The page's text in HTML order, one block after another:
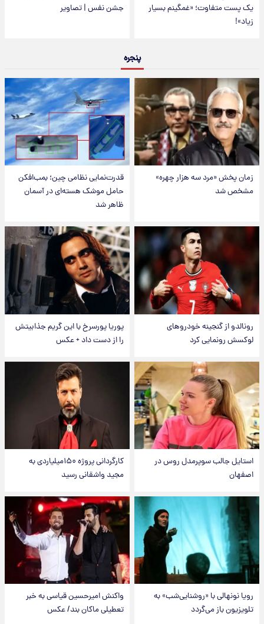
یک پست متفاوت؛ «غمگینم بسیار
زیاد»!
جشن نفس | تصاویر
پنجره
زمان پخش «مرد سه هزار چهره»
مشخص شد
قدرت‌نمایی نظامی چین؛ بمب‌افکن
حامل موشک هسته‌ای در آسمان
ظاهر شد
رونالدو از گنجینه خودروهای
لوکسش رونمایی کرد
پوریا پورسرخ با این گریم جذابیتش
را از دست داد + عکس
استایل جالب سوپرمدل روس در
اصفهان
کارگردانی پروژه ۱۵۰میلیاردی به
مجید واشقانی رسید
رویا نونهالی با «روشنایی‌شب» به
تلویزیون باز می‌گردد
واکنش امیرحسین قیاسی به خبر
تعطیلی ماکان بند/ عکس